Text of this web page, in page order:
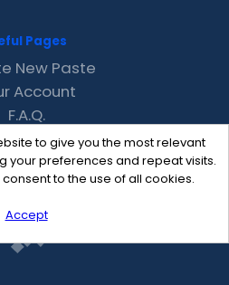
to give you the most relevant
your preferences and repeat visits.
consent to the use of all cookies.
Accept
Pages
New Paste
Account
F.A.Q.
Recent